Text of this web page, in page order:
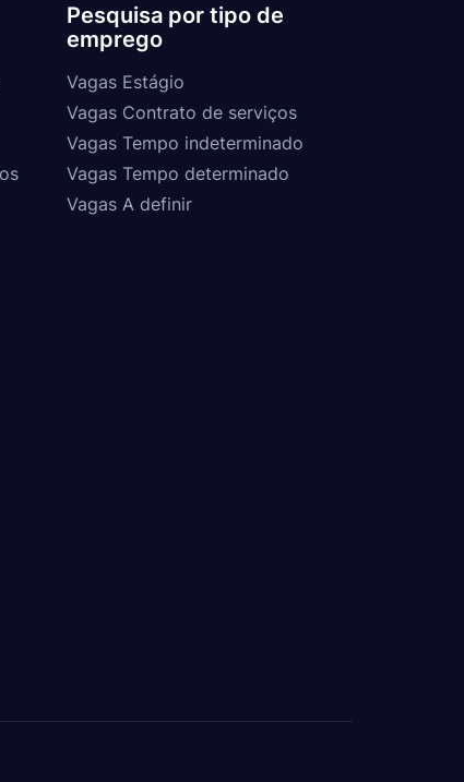
Pesquisa por tipo de
emprego
Vagas Estágio
Vagas Contrato de serviços
Vagas Tempo indeterminado
Vagas Tempo determinado
Vagas A definir